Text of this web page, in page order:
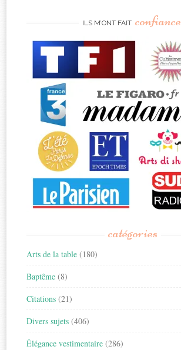
ILS M’ONT FAIT confiance
catégories
Arts de la table (180)
Baptême (8)
Citations (21)
Divers sujets (406)
Élégance vestimentaire (286)